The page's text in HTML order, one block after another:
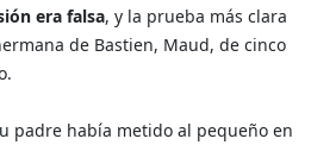
era falsa, y la prueba más clara
de Bastien, Maud, de cinco
padre había metido al pequeño en